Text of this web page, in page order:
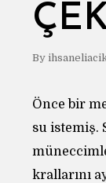
By
Önce bir
su istemiş.
krallarını